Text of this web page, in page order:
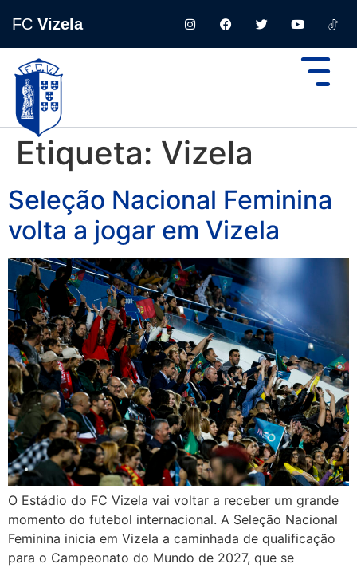
FC Vizela
Etiqueta: Vizela
Seleção Nacional Feminina
volta a jogar em Vizela
O Estádio do FC Vizela vai voltar a receber um grande
momento do futebol internacional. A Seleção Nacional
Feminina inicia em Vizela a caminhada de qualificação
para o Campeonato do Mundo de 2027, que se